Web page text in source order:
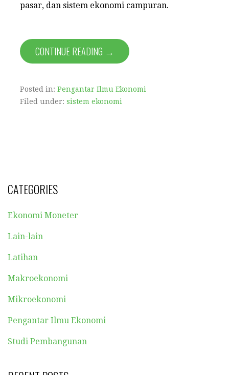
pasar, dan sistem ekonomi campuran.
CONTINUE READING →
Posted in: Pengantar Ilmu Ekonomi
Filed under: sistem ekonomi
CATEGORIES
Ekonomi Moneter
Lain-lain
Latihan
Makroekonomi
Mikroekonomi
Pengantar Ilmu Ekonomi
Studi Pembangunan